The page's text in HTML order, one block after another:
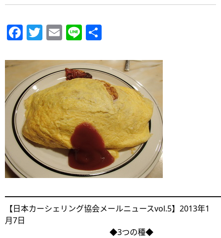
Facebook
Twitter
Email
Line
【日本カーシェリング協会メールニュースvol.5】2013年1
月7日
◆3つの種◆